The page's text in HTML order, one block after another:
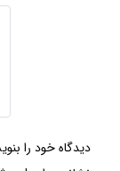
دیدگاه خود را